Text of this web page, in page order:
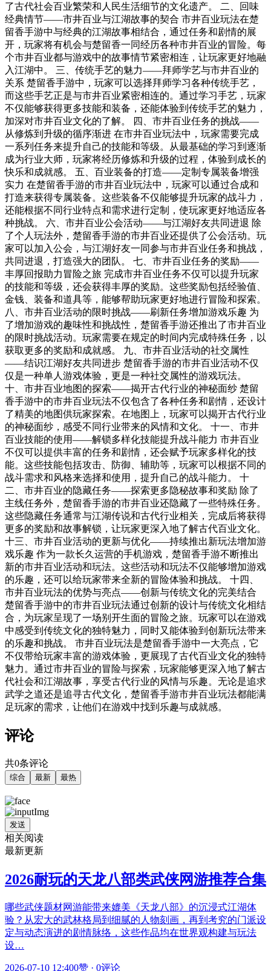
了古代社会百业繁荣和人民生活细节的文化遗产。 二、回味
经典情节——市井百业与江湖故事的契合 市井百业玩法在楚
留香手游中与经典的江湖故事相结合，通过任务和剧情的展
开，玩家将有机会与楚留香一同经历各种市井百业的冒险。每
个市井百业都与游戏中的故事情节紧密相连，让玩家更好地融
入江湖中。 三、传统手艺的魅力——拜师学艺与市井百业的
关系 楚留香手游中，玩家可以选择拜师学习各种传统手艺，
而这些手艺正是与市井百业紧密相连的。通过学习手艺，玩家
不仅能够获得更多技能和装备，还能体验到传统手艺的魅力，
加深对市井百业文化的了解。 四、市井百业任务的挑战——
从修炼到升级的循序渐进 在市井百业玩法中，玩家需要完成
一系列任务来提升自己的技能和等级。从最基础的学习到逐渐
成为行业大师，玩家将经历修炼和升级的过程，体验到成长的
快乐和成就感。 五、百业装备的打造——定制专属装备增强
实力 在楚留香手游的市井百业玩法中，玩家可以通过合成和
打造来获得专属装备。这些装备不仅能够提升玩家的战斗力，
还能根据不同行业特点和需求进行定制，使玩家更好地适应各
种挑战。 六、市井百业公会活动——与江湖好友共同进退 除
了个人玩法外，楚留香手游的市井百业还提供了公会活动。玩
家可以加入公会，与江湖好友一同参与市井百业任务和挑战，
共同进退，打造强大的团队。 七、市井百业任务的奖励——
丰厚回报助力冒险之旅 完成市井百业任务不仅可以提升玩家
的技能和等级，还会获得丰厚的奖励。这些奖励包括经验值、
金钱、装备和道具等，能够帮助玩家更好地进行冒险和探索。
八、市井百业活动的限时挑战——刷新任务增加游戏乐趣 为
了增加游戏的趣味性和挑战性，楚留香手游还推出了市井百业
的限时挑战活动。玩家需要在规定的时间内完成特殊任务，以
获取更多的奖励和成就感。 九、市井百业活动的社交属性
——结识江湖好友共同进步 楚留香手游的市井百业活动不仅
仅是一种单人游戏体验，更是一种社交属性的游戏玩法。
十、市井百业地图的探索——揭开古代行业的神秘面纱 楚留
香手游中的市井百业玩法不仅包含了各种任务和剧情，还设计
了精美的地图供玩家探索。在地图上，玩家可以揭开古代行业
的神秘面纱，感受不同行业带来的风情和文化。 十一、市井
百业技能的使用——解锁多样化技能提升战斗能力 市井百业
不仅可以提供丰富的任务和剧情，还会赋予玩家多样化的技
能。这些技能包括攻击、防御、辅助等，玩家可以根据不同的
战斗需求和风格来选择和使用，提升自己的战斗能力。 十
二、市井百业的隐藏任务——探索更多隐秘故事和奖励 除了
主线任务外，楚留香手游的市井百业还隐藏了一些特殊任务。
这些隐藏任务通常与江湖传说和古代行业相关，完成后将获得
更多的奖励和故事解锁，让玩家更深入地了解古代百业文化。
十三、市井百业活动的更新与优化——持续推出新玩法增加游
戏乐趣 作为一款长久运营的手机游戏，楚留香手游不断推出
新的市井百业活动和玩法。这些活动和玩法不仅能够增加游戏
的乐趣，还可以给玩家带来全新的冒险体验和挑战。 十四、
市井百业玩法的优势与亮点——创新与传统文化的完美结合
楚留香手游中的市井百业玩法通过创新的设计与传统文化相结
合，为玩家呈现了一场别开生面的冒险之旅。玩家可以在游戏
中感受到传统文化的独特魅力，同时又能体验到创新玩法带来
的乐趣和挑战。 市井百业玩法是楚留香手游中一大亮点，它
不仅带给玩家丰富的游戏体验，更展现了古代百业文化的独特
魅力。通过市井百业的冒险与探索，玩家能够更深入地了解古
代社会和江湖故事，享受古代行业的风情与乐趣。无论是追求
武学之道还是追寻古代文化，楚留香手游市井百业玩法都能满
足玩家的需求，让他们在游戏中找到乐趣与成就感。
评论
共0条评论
综合 最新 最热
发送
相关阅读
最新更新
2026耐玩的天龙八部类武侠网游推荐合集
哪些武侠题材网游能带来媲美《天龙八部》的沉浸式江湖体
验？从宏大的武林格局到细腻的人物刻画，再到考究的门派设
定与动态演进的剧情脉络，这些作品均在世界观构建与玩法
设…
2026-07-10 12:400赞 · 0评论